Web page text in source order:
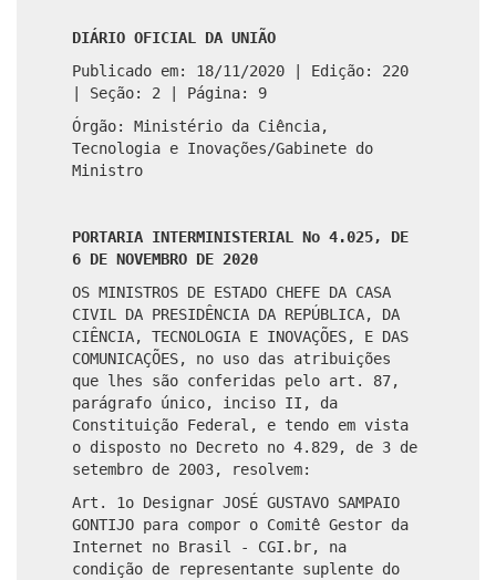
DIÁRIO OFICIAL DA UNIÃO
Publicado em: 18/11/2020 | Edição: 220
| Seção: 2 | Página: 9
Órgão: Ministério da Ciência,
Tecnologia e Inovações/Gabinete do
Ministro
PORTARIA INTERMINISTERIAL No 4.025, DE
6 DE NOVEMBRO DE 2020
OS MINISTROS DE ESTADO CHEFE DA CASA
CIVIL DA PRESIDÊNCIA DA REPÚBLICA, DA
CIÊNCIA, TECNOLOGIA E INOVAÇÕES, E DAS
COMUNICAÇÕES, no uso das atribuições
que lhes são conferidas pelo art. 87,
parágrafo único, inciso II, da
Constituição Federal, e tendo em vista
o disposto no Decreto no 4.829, de 3 de
setembro de 2003, resolvem:
Art. 1o Designar JOSÉ GUSTAVO SAMPAIO
GONTIJO para compor o Comitê Gestor da
Internet no Brasil - CGI.br, na
condição de representante suplente do